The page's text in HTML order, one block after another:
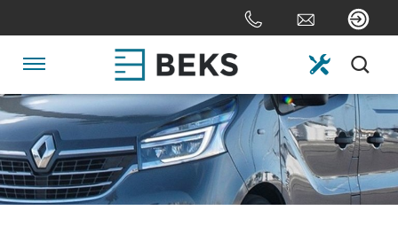
to
content
Jump
to
the
navigation
HOME
OM OSS